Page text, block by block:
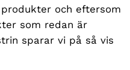
och eftersom
som redan är
sparar vi på så vis